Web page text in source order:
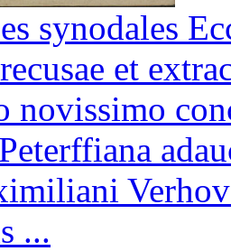
synodales
et
novissimo
...